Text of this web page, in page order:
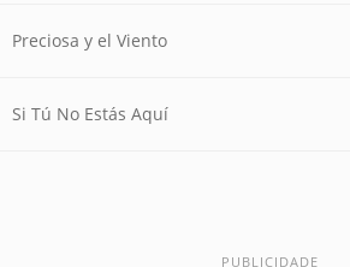
Preciosa y el Viento
Si Tú No Estás Aquí